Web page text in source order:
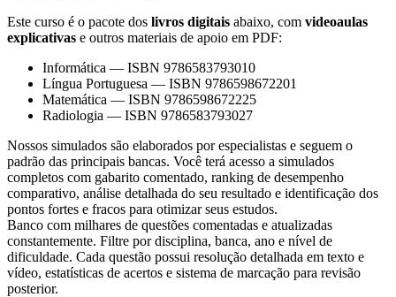
Este curso é o pacote dos livros digitais abaixo, com videoaulas
explicativas e outros materiais de apoio em PDF:
Informática — ISBN 9786583793010
Língua Portuguesa — ISBN 9786598672201
Matemática — ISBN 9786598672225
Radiologia — ISBN 9786583793027
Nossos simulados são elaborados por especialistas e seguem o
padrão das principais bancas. Você terá acesso a simulados
completos com gabarito comentado, ranking de desempenho
comparativo, análise detalhada do seu resultado e identificação dos
pontos fortes e fracos para otimizar seus estudos.
Banco com milhares de questões comentadas e atualizadas
constantemente. Filtre por disciplina, banca, ano e nível de
dificuldade. Cada questão possui resolução detalhada em texto e
vídeo, estatísticas de acertos e sistema de marcação para revisão
posterior.